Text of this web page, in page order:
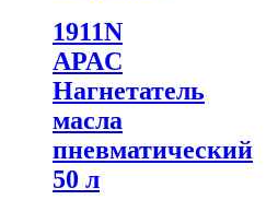
1911N
APAC
Нагнетатель
масла
пневматический
50 л